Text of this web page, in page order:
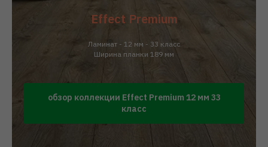
Effect Premium
Ламинат - 12 мм - 33 класс
Ширина планки 189 мм
обзор коллекции Effect Premium 12 мм 33
класс